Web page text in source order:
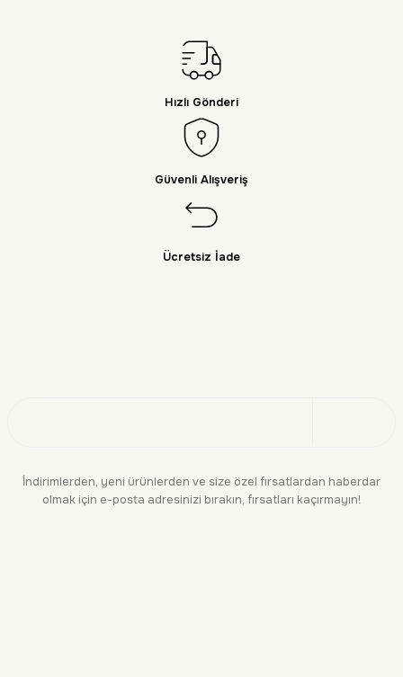
Hızlı Gönderi
Güvenli Alışveriş
Ücretsiz İade
İndirimlerden, yeni ürünlerden ve size özel fırsatlardan haberdar
olmak için e-posta adresinizi bırakın, fırsatları kaçırmayın!